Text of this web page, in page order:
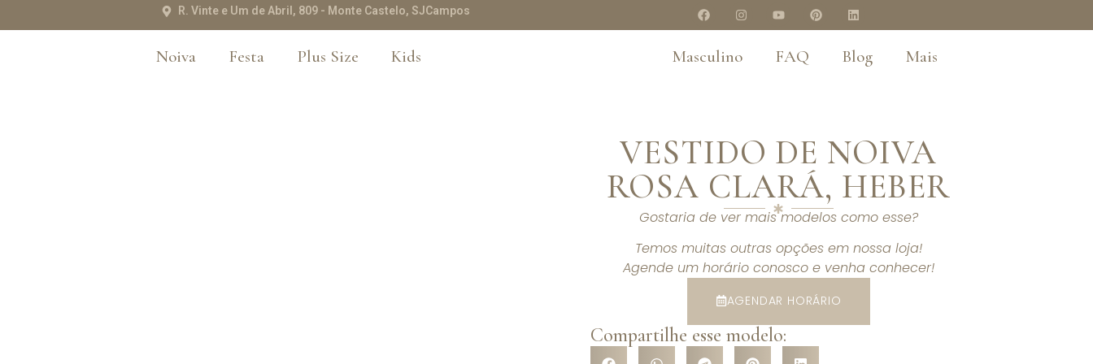
R. Vinte e Um de Abril, 809 - Monte Castelo, SJCampos
Noiva Festa Plus Size Kids Masculino FAQ Blog Mais
VESTIDO DE NOIVA
ROSA CLARÁ, HEBER
Gostaria de ver mais modelos como esse?
Temos muitas outras opções em nossa loja!
Agende um horário conosco e venha conhecer!
AGENDAR HORÁRIO
Compartilhe esse modelo: